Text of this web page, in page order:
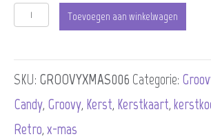
Christmas
Don't
Count
aantal
Toevoegen aan winkelwagen
SKU: GROOVYXMAS006 Categorie:
Candy, Groovy, Kerst, Kerstkaart,
Retro, x-mas